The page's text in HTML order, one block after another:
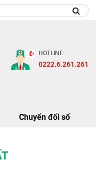
Thông báo khảo sát và báo giá
HOTLINE
0222.6.261.261
Chuyển đổi số